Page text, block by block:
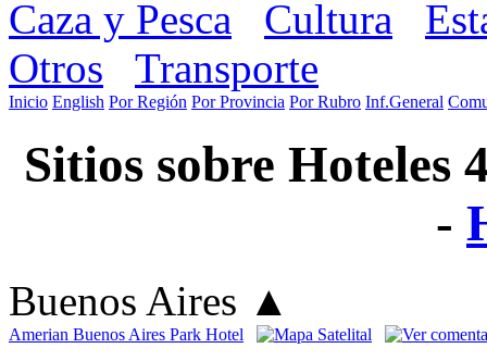
Caza y Pesca
Cultura
Otros
Transporte
Inicio English Por Región Por Provincia Por Rubro Inf.General
Sitios sobre Hoteles
-
Buenos Aires ▲
Amerian Buenos Aires Park Hotel